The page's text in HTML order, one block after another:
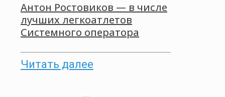
Антон Ростовиков — в числе
лучших легкоатлетов
Системного оператора
Читать далее